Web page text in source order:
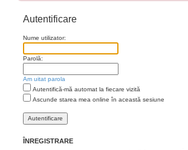
Autentificare
Nume utilizator:
Parolă:
Am uitat parola
Autentifică-mă automat la fiecare vizită
Ascunde starea mea online în această sesiune
ÎNREGISTRARE